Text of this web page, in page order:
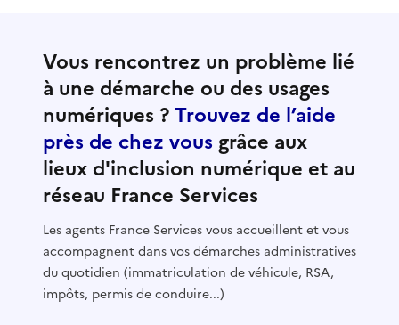
Vous rencontrez un problème lié
à une démarche ou des usages
numériques ?Trouvez de l’aide
près de chez vous grâce aux
lieux d'inclusion numérique et au
réseau France Services
Les agents France Services vous accueillent et vous
accompagnent dans vos démarches administratives
du quotidien (immatriculation de véhicule, RSA,
impôts, permis de conduire...)